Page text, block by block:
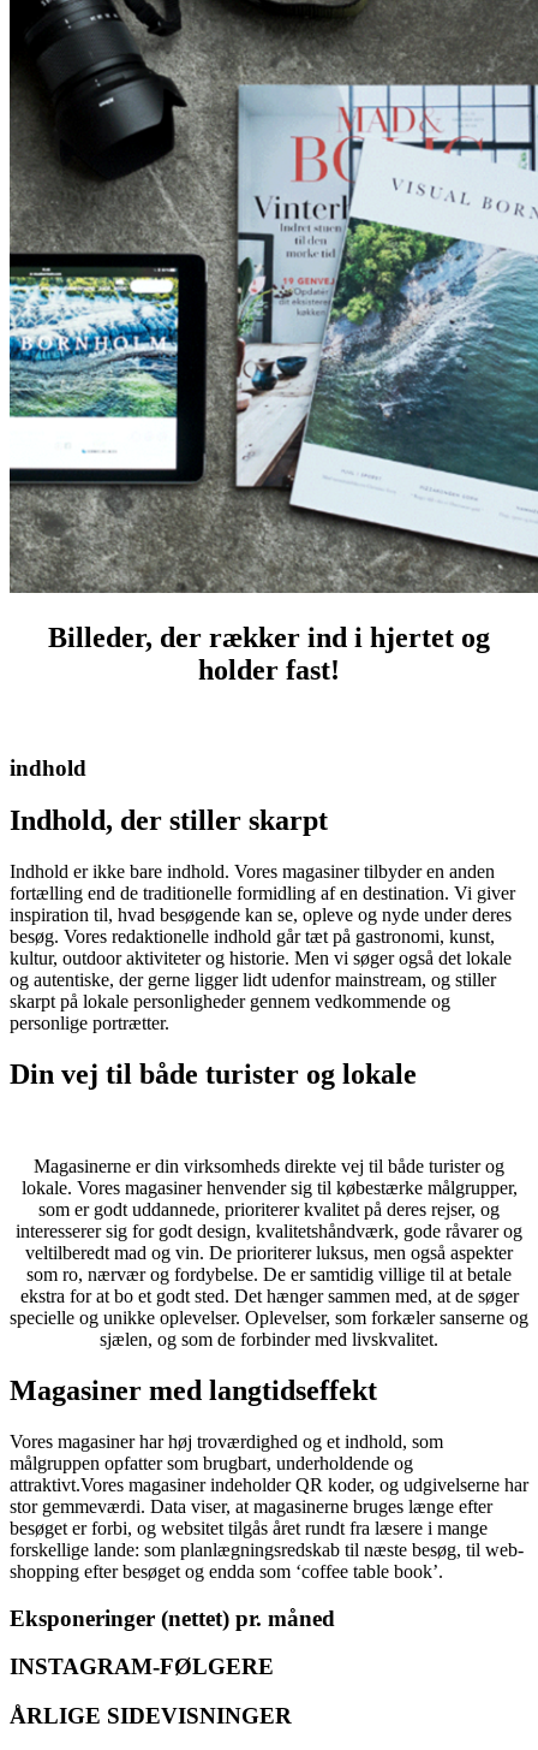
Billeder, der rækker ind i hjertet og
holder fast!
indhold
Indhold, der stiller skarpt
Indhold er ikke bare indhold. Vores magasiner tilbyder en anden
fortælling end de traditionelle formidling af en destination. Vi giver
inspiration til, hvad besøgende kan se, opleve og nyde under deres
besøg. Vores redaktionelle indhold går tæt på gastronomi, kunst,
kultur, outdoor aktiviteter og historie. Men vi søger også det lokale
og autentiske, der gerne ligger lidt udenfor mainstream, og stiller
skarpt på lokale personligheder gennem vedkommende og
personlige portrætter.
Din vej til både turister og lokale
Magasinerne er din virksomheds direkte vej til både turister og
lokale. Vores magasiner henvender sig til købestærke målgrupper,
som er godt uddannede, prioriterer kvalitet på deres rejser, og
interesserer sig for godt design, kvalitetshåndværk, gode råvarer og
veltilberedt mad og vin. De prioriterer luksus, men også aspekter
som ro, nærvær og fordybelse. De er samtidig villige til at betale
ekstra for at bo et godt sted. Det hænger sammen med, at de søger
specielle og unikke oplevelser. Oplevelser, som forkæler sanserne og
sjælen, og som de forbinder med livskvalitet.
Magasiner med langtidseffekt
Vores magasiner har høj troværdighed og et indhold, som
målgruppen opfatter som brugbart, underholdende og
attraktivt.Vores magasiner indeholder QR koder, og udgivelserne har
stor gemmeværdi. Data viser, at magasinerne bruges længe efter
besøget er forbi, og websitet tilgås året rundt fra læsere i mange
forskellige lande: som planlægningsredskab til næste besøg, til web-
shopping efter besøget og endda som ‘coffee table book’.
Eksponeringer (nettet) pr. måned
INSTAGRAM-FØLGERE
ÅRLIGE SIDEVISNINGER